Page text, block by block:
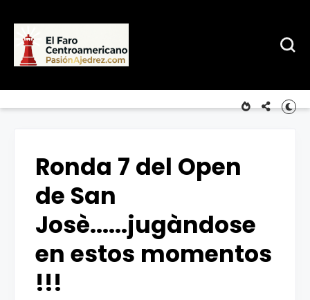
Ronda 7 del Open
de San
Josè......jugàndose
en estos momentos
!!!